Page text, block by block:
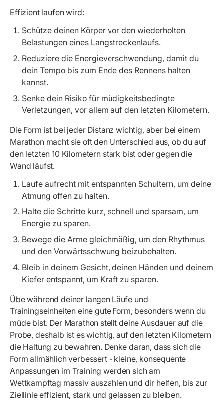
Effizient laufen wird:
Schütze deinen Körper vor den wiederholten
Belastungen eines Langstreckenlaufs.
Reduziere die Energieverschwendung, damit du
dein Tempo bis zum Ende des Rennens halten
kannst.
Senke dein Risiko für müdigkeitsbedingte
Verletzungen, vor allem auf den letzten Kilometern.
Die Form ist bei jeder Distanz wichtig, aber bei einem
Marathon macht sie oft den Unterschied aus, ob du auf
den letzten 10 Kilometern stark bist oder gegen die
Wand läufst.
Laufe aufrecht mit entspannten Schultern, um deine
Atmung offen zu halten.
Halte die Schritte kurz, schnell und sparsam, um
Energie zu sparen.
Bewege die Arme gleichmäßig, um den Rhythmus
und den Vorwärtsschwung beizubehalten.
Bleib in deinem Gesicht, deinen Händen und deinem
Kiefer entspannt, um Kraft zu sparen.
Übe während deiner langen Läufe und
Trainingseinheiten eine gute Form, besonders wenn du
müde bist. Der Marathon stellt deine Ausdauer auf die
Probe, deshalb ist es wichtig, auf den letzten Kilometern
die Haltung zu bewahren. Denke daran, dass sich die
Form allmählich verbessert - kleine, konsequente
Anpassungen im Training werden sich am
Wettkampftag massiv auszahlen und dir helfen, bis zur
Ziellinie effizient, stark und gelassen zu bleiben.